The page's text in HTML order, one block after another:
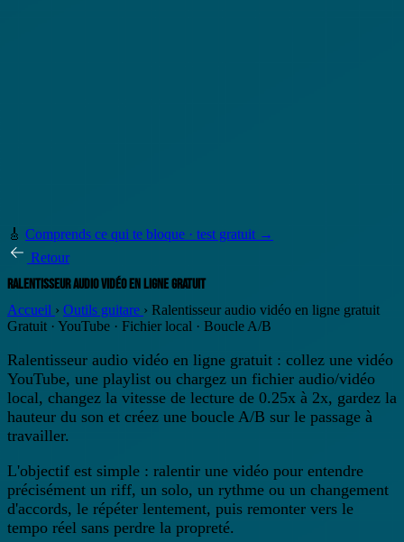
🎸 Comprends ce qui te bloque · test gratuit →
Retour
RALENTISSEUR AUDIO VIDÉO EN LIGNE GRATUIT
Accueil › Outils guitare › Ralentisseur audio vidéo en ligne gratuit
Gratuit · YouTube · Fichier local · Boucle A/B
Ralentisseur audio vidéo en ligne gratuit : collez une vidéo
YouTube, une playlist ou chargez un fichier audio/vidéo
local, changez la vitesse de lecture de 0.25x à 2x, gardez la
hauteur du son et créez une boucle A/B sur le passage à
travailler.
L'objectif est simple : ralentir une vidéo pour entendre
précisément un riff, un solo, un rythme ou un changement
d'accords, le répéter lentement, puis remonter vers le
tempo réel sans perdre la propreté.